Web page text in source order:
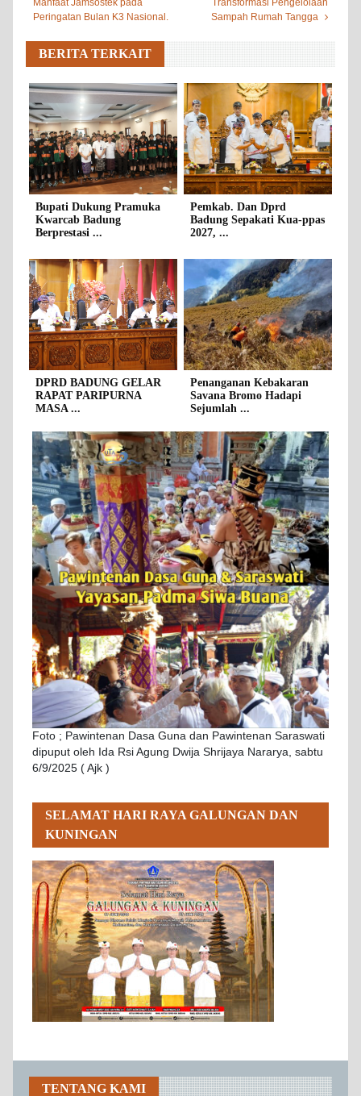
Peringatan Bulan K3 Nasional.
Sampah Rumah Tangga
BERITA TERKAIT
Bupati Dukung Pramuka
Kwarcab Badung
Berprestasi ...
Pemkab. Dan Dprd
Badung Sepakati Kua-ppas
2027, ...
DPRD BADUNG GELAR
RAPAT PARIPURNA
MASA ...
Penanganan Kebakaran
Savana Bromo Hadapi
Sejumlah ...
Foto ; Pawintenan Dasa Guna dan Pawintenan Saraswati
dipuput oleh Ida Rsi Agung Dwija Shrijaya Nararya, sabtu
6/9/2025 ( Ajk )
SELAMAT HARI RAYA GALUNGAN DAN
KUNINGAN
TENTANG KAMI